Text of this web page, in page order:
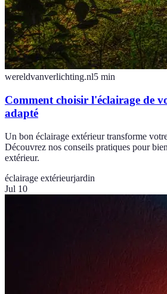
wereldvanverlichting.nl5 min
Comment choisir l'éclairage de
adapté
Un bon éclairage extérieur transforme
Découvrez nos conseils pratiques pour
extérieur.
éclairage extérieurjardin
Jul 10